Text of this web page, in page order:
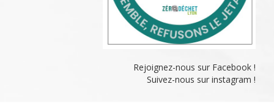
Rejoignez-nous sur Facebook !
Suivez-nous sur instagram !